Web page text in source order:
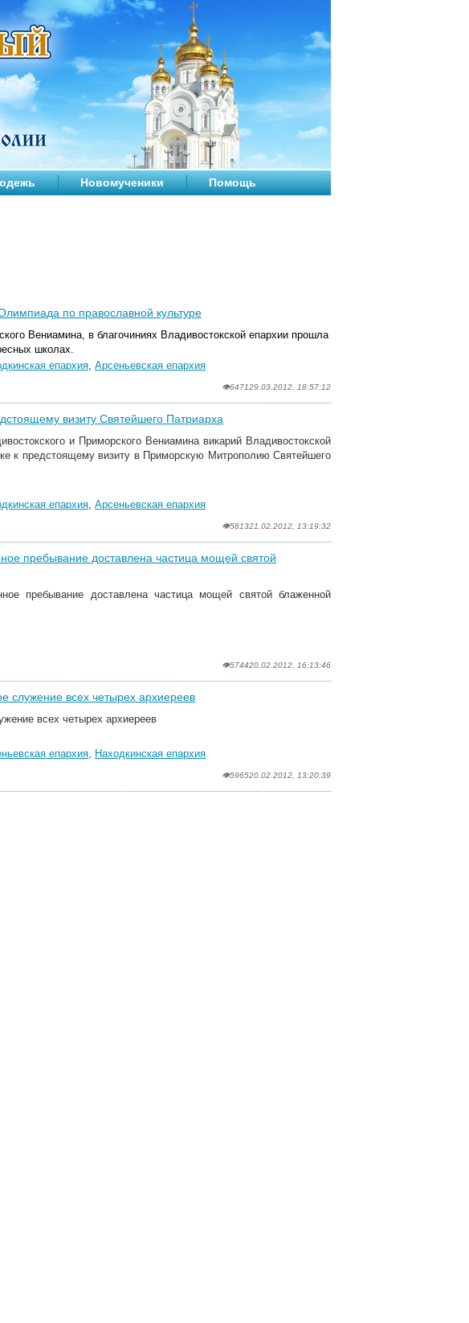
Новомученики Помощь
по православной культуре
Вениамина, в благочиниях Владивостокской епархии прошла
школах.
епархия, Арсеньевская епархия
👁647129.03.2012, 18:57:12
визиту Святейшего Патриарха
и Приморского Вениамина викарий Владивостокской
к предстоящему визиту в Приморскую Митрополию Святейшего
епархия, Арсеньевская епархия
👁581321.02.2012, 13:19:32
пребывание доставлена частица мощей святой
пребывание доставлена частица мощей святой блаженной
👁574420.02.2012, 16:13:46
служение всех четырех архиереев
всех четырех архиереев
епархия, Находкинская епархия
👁596520.02.2012, 13:20:39